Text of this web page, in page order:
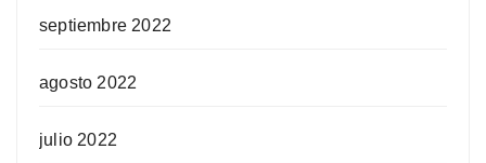
septiembre 2022
agosto 2022
julio 2022